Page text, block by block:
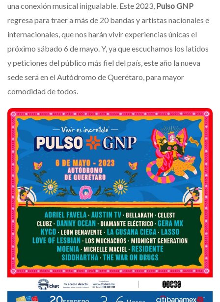
una conexión musical inigualable. Este 2023, Pulso GNP
regresa para traer a más de 20 bandas y artistas nacionales e
internacionales, que nos harán vivir experiencias únicas el
próximo sábado 6 de mayo. Y, ya que escuchamos los latidos
y peticiones del público más fiel del país, este año la nueva
sede será en el Autódromo de Querétaro, para mayor
comodidad de todos.